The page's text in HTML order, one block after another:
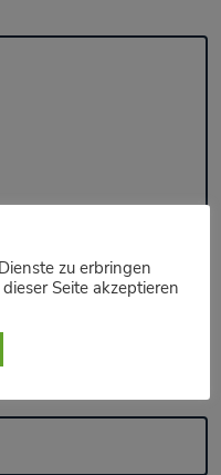
zu erbringen
Seite akzeptieren